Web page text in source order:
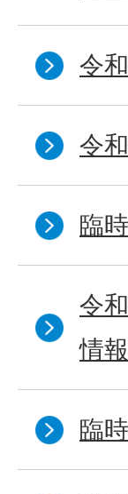
令
令
臨
令
情
臨